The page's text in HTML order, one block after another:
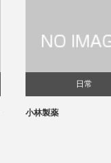
日常
小林製薬